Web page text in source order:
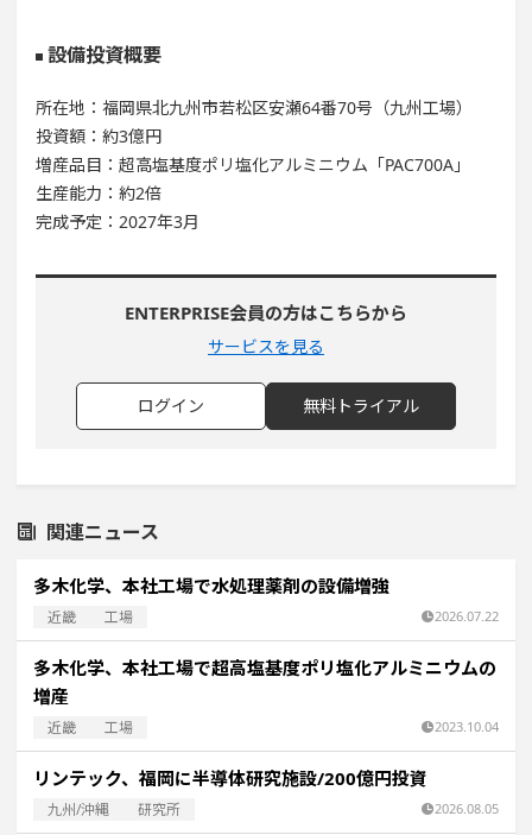
設備投資概要
所在地：福岡県北九州市若松区安瀬64番70号（九州工場）
投資額：約3億円
増産品目：超高塩基度ポリ塩化アルミニウム「PAC700A」
生産能力：約2倍
完成予定：2027年3月
ENTERPRISE会員の方はこちらから
サービスを見る
ログイン 無料トライアル
関連ニュース
多木化学、本社工場で水処理薬剤の設備増強
近畿 工場 2026.07.22
多木化学、本社工場で超高塩基度ポリ塩化アルミニウムの
増産
近畿 工場 2023.10.04
リンテック、福岡に半導体研究施設/200億円投資
九州/沖縄 研究所 2026.08.05